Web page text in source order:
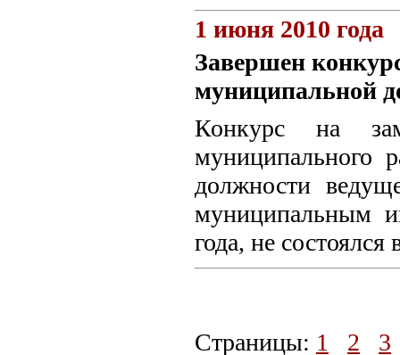
1 июня 2010 года
Завершен
муниципальной
Конкурс на
муниципального
должности
муниципальным
года, не состоялся
Страницы: 1 2
3